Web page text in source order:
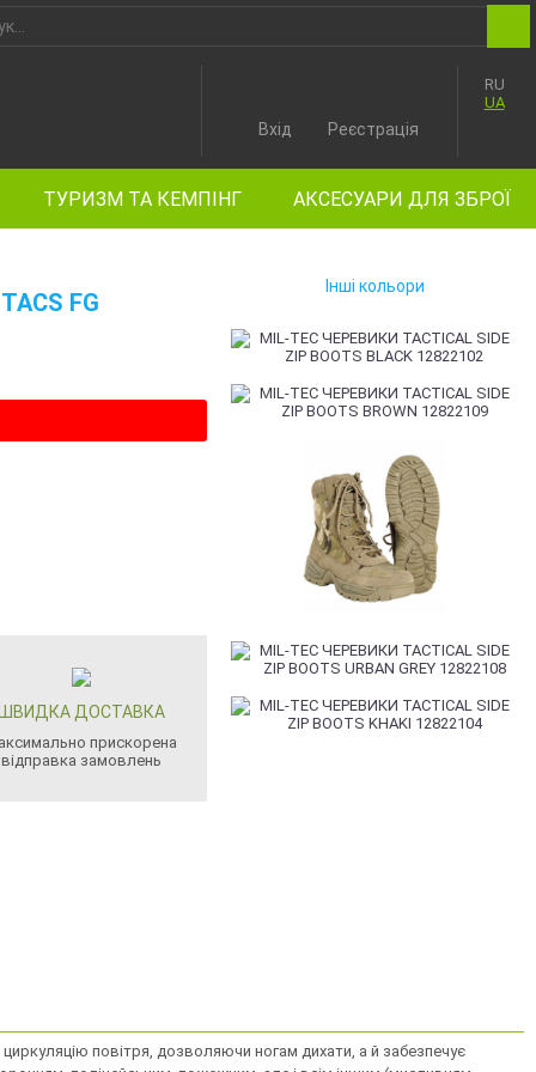
RU
UA
Вхід Реєстрація
ТУРИЗМ ТА КЕМПІНГ АКСЕСУАРИ ДЛЯ ЗБРОЇ
FG
ШВИДКА ДОСТАВКА
прискорена
відправка замовлень
Інші кольори
повітря, дозволяючи ногам дихати, а й забезпечує